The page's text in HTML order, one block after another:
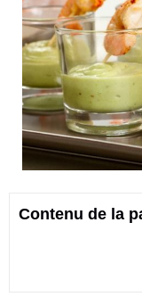
Contenu de la